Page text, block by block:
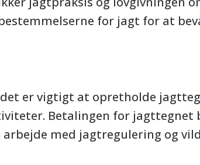
for jagt for at
er vigtigt at opretholde
Betalingen for jagttegnet
med jagtregulering og